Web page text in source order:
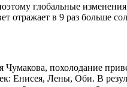
глобальные
отражает в 9 раз больше
Чумакова, похолодание
Енисея, Лены, Оби. В